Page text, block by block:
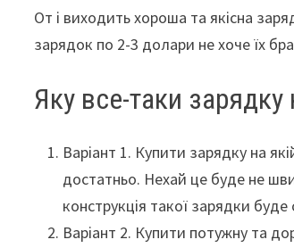
От і виходить хороша та якісна
зарядок по 2-3 долари не хоче їх
Яку все-таки
Варіант 1. Купити зарядку на
достатньо. Нехай це буде не
конструкція такої зарядки
Варіант 2. Купити потужну та